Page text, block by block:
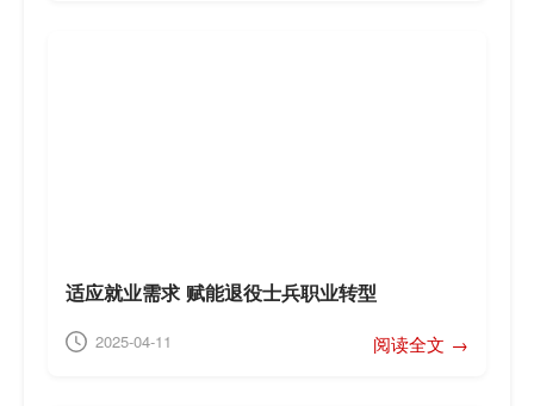
适应就业需求 赋能退役士兵职业转型
2025-04-11 阅读全文 →